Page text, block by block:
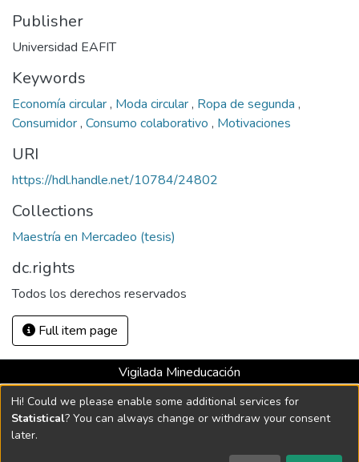
Publisher
Universidad EAFIT
Keywords
Economía circular, Moda circular, Ropa de segunda ,
Consumidor, Consumo colaborativo , Motivaciones
URI
https://hdl.handle.net/10784/24802
Collections
Maestría en Mercadeo (tesis)
dc.rights
Todos los derechos reservados
Full item page
Vigilada Mineducación
Universidad con Acreditación Institucional hasta 2026 -
Resolución MEN 2158 de 2018
Hi! Could we please enable some additional services for
Statistical? You can always change or withdraw your consent
later.